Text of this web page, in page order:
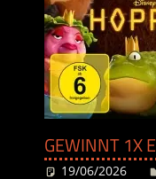
GEWINNT 1X
19/06/2026